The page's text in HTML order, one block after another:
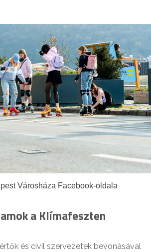
Városháza Facebook-oldala
a Klímafeszten
és civil szervezetek bevonásával